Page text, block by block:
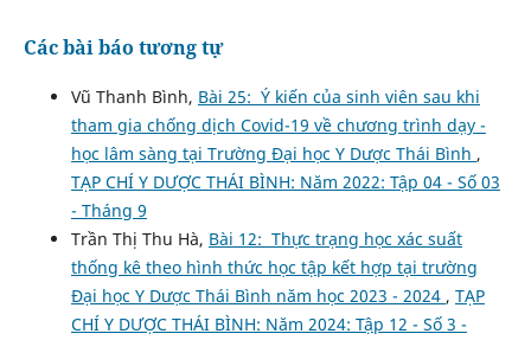
Các bài báo tương tự
Vũ Thanh Bình, Bài 25: Ý kiến của sinh viên sau khi
tham gia chống dịch Covid-19 về chương trình dạy -
học lâm sàng tại Trường Đại học Y Dược Thái Bình ,
TẠP CHÍ Y DƯỢC THÁI BÌNH: Năm 2022: Tập 04 - Số 03
- Tháng 9
Trần Thị Thu Hà, Bài 12: Thực trạng học xác suất
thống kê theo hình thức học tập kết hợp tại trường
Đại học Y Dược Thái Bình năm học 2023 - 2024 , TẠP
CHÍ Y DƯỢC THÁI BÌNH: Năm 2024: Tập 12 - Số 3 -